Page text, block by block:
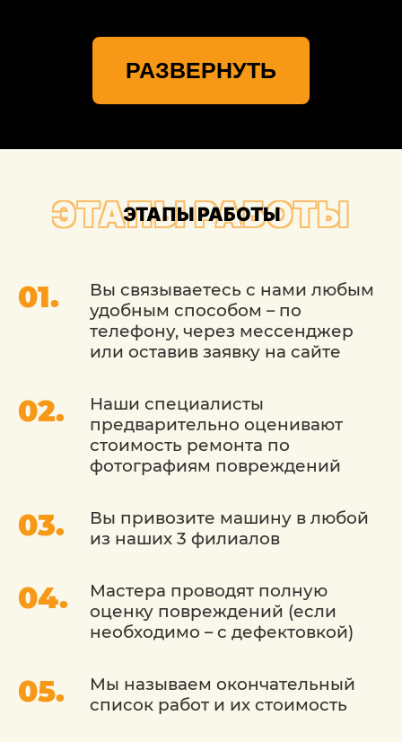
восстановление. Именно для этого
существует сервис «Детейлингофъ».
НАШИ КУЗОВНОЙ РЕМОНТ
ПРЕДОСТАВЛЯЮТ ВАМ
СЛЕДУЮЩИЕ
Профессионализм и опыт: Мы имеем
многолетний опыт в ремонте и
восстановлении кузовов. Наши мастера
обучены искусству кузовного ремонта и
Использование оригинальных деталей: Мы
гарантируем использование оригинальных
запасных деталей, чтобы восстановить ваш
автомобиль до заводского стандарта.
оборудованы последними технологиями и
инструментами, что позволяет нам
Гарантия качества: Мы уверены в качестве
наших услуг и предоставляем гарантию на
выполненную работу.
Сервис «Детейлингофъ» - это место, где
ваш автомобиль будет восстановлен до
РАЗВЕРНУТЬ
ЭТАПЫ РАБОТЫ
ЭТАПЫ РАБОТЫ
Вы связываетесь с нами любым
удобным способом – по
телефону, через мессенджер
или оставив заявку на сайте
Наши специалисты
предварительно оценивают
стоимость ремонта по
фотографиям повреждений
Вы привозите машину в любой
из наших 3 филиалов
Мастера проводят полную
оценку повреждений (если
необходимо – с дефектовкой)
Мы называем окончательный
список работ и их стоимость